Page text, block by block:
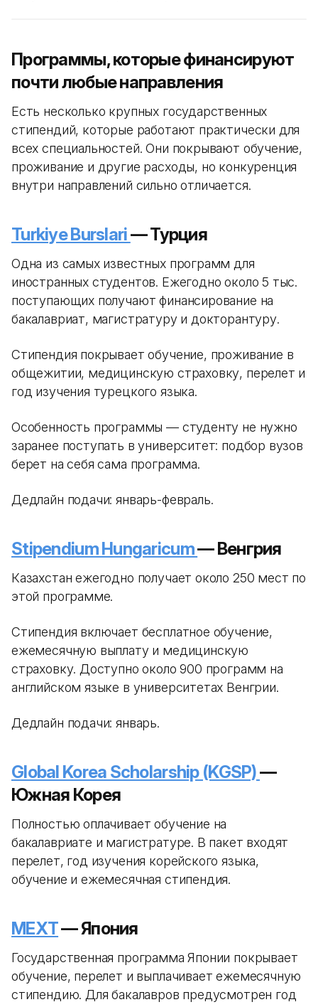
Программы, которые финансируют
почти любые направления
Есть несколько крупных государственных
стипендий, которые работают практически для
всех специальностей. Они покрывают обучение,
проживание и другие расходы, но конкуренция
внутри направлений сильно отличается.
Turkiye Burslari— Турция
Одна из самых известных программ для
иностранных студентов. Ежегодно около 5 тыс.
поступающих получают финансирование на
бакалавриат, магистратуру и докторантуру.
Стипендия покрывает обучение, проживание в
общежитии, медицинскую страховку, перелет и
год изучения турецкого языка.
Особенность программы — студенту не нужно
заранее поступать в университет: подбор вузов
берет на себя сама программа.
Дедлайн подачи: январь-февраль.
Stipendium Hungaricum— Венгрия
Казахстан ежегодно получает около 250 мест по
этой программе.
Стипендия включает бесплатное обучение,
ежемесячную выплату и медицинскую
страховку. Доступно около 900 программ на
английском языке в университетах Венгрии.
Дедлайн подачи: январь.
Global Korea Scholarship (KGSP)—
Южная Корея
Полностью оплачивает обучение на
бакалавриате и магистратуре. В пакет входят
перелет, год изучения корейского языка,
обучение и ежемесячная стипендия.
MEXT— Япония
Государственная программа Японии покрывает
обучение, перелет и выплачивает ежемесячную
стипендию. Для бакалавров предусмотрен год